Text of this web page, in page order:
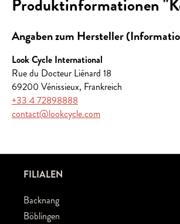
Produktinformationen
Angaben zum Hersteller
Look Cycle International
Rue du Docteur Liénard 18
69200 Vénissieux, Frankreich
+33 4 72898888
contact@lookcycle.com
FILIALEN
Backnang
Böblingen